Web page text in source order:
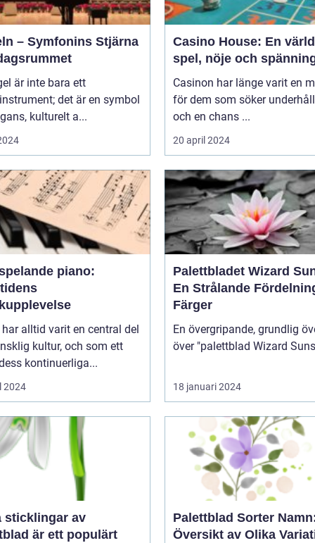
– Symfonins Stjärna
är inte bara ett
det är en symbol
kulturelt a...
Casino House: En
spel, nöje och
Casinon har länge varit en
för dem som söker
och en chans ...
20 april 2024
piano:
alltid varit en central del
kultur, och som ett
kontinuerliga...
2024
Palettbladet Wizard
En Strålande
Färger
En övergripande, grundlig
18 januari 2024
sticklingar av
är ett populärt
Palettblad Sorter
Översikt av Olika